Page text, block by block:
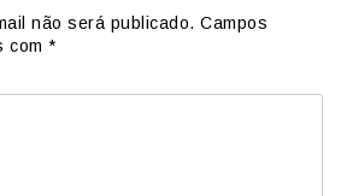
não será publicado. Campos
com *